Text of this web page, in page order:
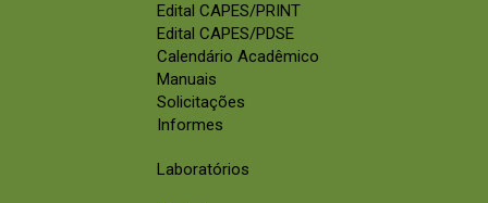
Edital CAPES/PRINT
Edital CAPES/PDSE
Calendário Acadêmico
Manuais
Solicitações
Informes
Laboratórios